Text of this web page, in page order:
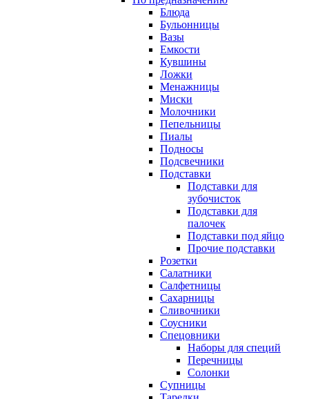
Блюда
Бульонницы
Вазы
Емкости
Кувшины
Ложки
Менажницы
Миски
Молочники
Пепельницы
Пиалы
Подносы
Подсвечники
Подставки
Подставки для
зубочисток
Подставки для
палочек
Подставки под яйцо
Прочие подставки
Розетки
Салатники
Салфетницы
Сахарницы
Сливочники
Соусники
Спецовники
Наборы для специй
Перечницы
Солонки
Супницы